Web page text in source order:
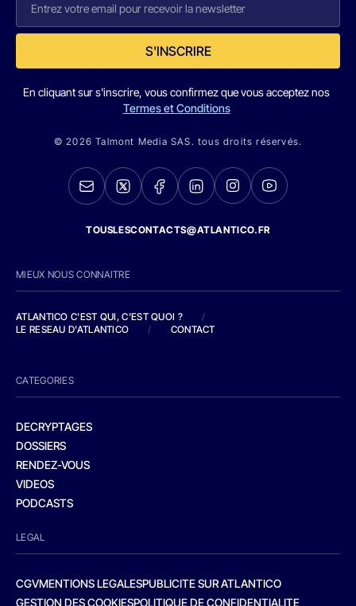
S'INSCRIRE
En cliquant sur s'inscrire, vous confirmez que vous acceptez nos
Termes et Conditions
© 2026 Talmont Media SAS. tous droits réservés.
TOUSLESCONTACTS@ATLANTICO.FR
MIEUX NOUS CONNAITRE
ATLANTICO C'EST QUI, C'EST QUOI ?
/
LE RESEAU D'ATLANTICO
/ CONTACT
CATEGORIES
DECRYPTAGES
DOSSIERS
RENDEZ-VOUS
VIDEOS
PODCASTS
LEGAL
CGVMENTIONS LEGALESPUBLICITE SUR ATLANTICO
GESTION DES COOKIESPOLITIQUE DE CONFIDENTIALITE